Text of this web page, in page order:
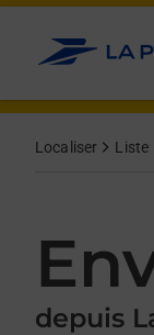
Allez au contenu
Localiser Liste
depuis
Afficher ou
Afficher ou
Afficher ou